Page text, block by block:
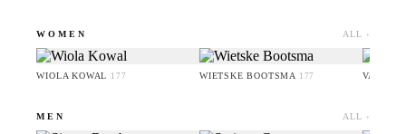
WOMEN ALL ›
WIOLA KOWAL 177 WIETSKE BOOTSMA 177
MEN ALL ›